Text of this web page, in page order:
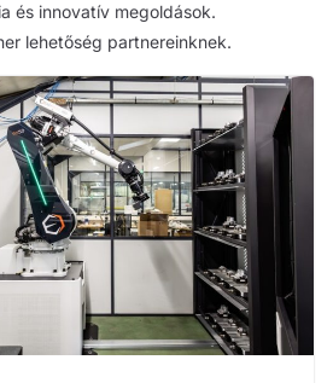
és innovatív megoldások.
lehetőség partnereinknek.